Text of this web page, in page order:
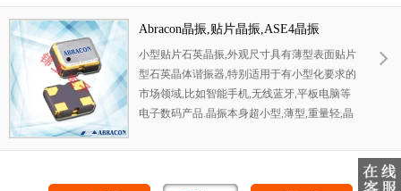
无铅焊接的回流温度曲线要求.
Abracon晶振,贴片晶振,ASE4晶振
小型贴片石英晶振,外观尺寸具有薄型表面贴片
型石英晶体谐振器,特别适用于有小型化要求的
市场领域,比如智能手机,无线蓝牙,平板电脑等
电子数码产品.晶振本身超小型,薄型,重量轻,晶